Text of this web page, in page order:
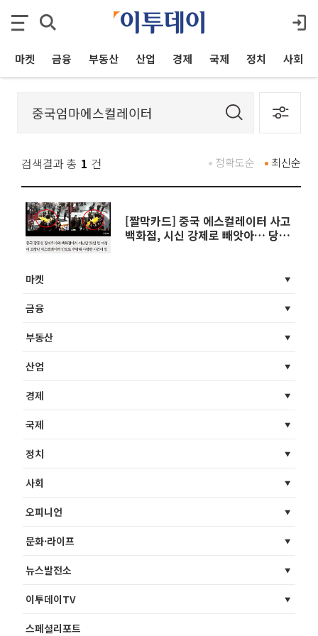
마켓 금융 부동산 산업 경제 국제 정치 사회
검색결과 총 1 건 최신순
정확도순
[짤막카드] 중국 에스컬레이터 사고
백화점, 시신 강제로 빼앗아… 당국
마켓
금융
부동산
산업
경제
국제
정치
사회
오피니언
문화·라이프
뉴스발전소
이투데이TV
스페셜리포트